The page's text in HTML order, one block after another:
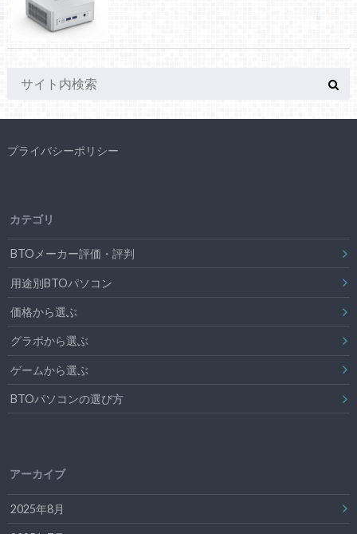
プライバシーポリシー
カテゴリ
BTOメーカー評価・評判
用途別BTOパソコン
価格から選ぶ
グラボから選ぶ
ゲームから選ぶ
BTOパソコンの選び方
アーカイブ
2025年8月